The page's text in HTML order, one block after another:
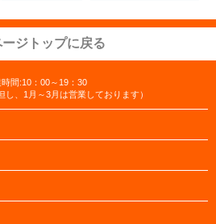
ージトップに戻る
間:10：00～19：30
し、1月～3月は営業しております）